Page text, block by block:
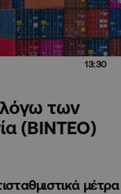
13:30
των
(ΒΙΝΤΕΟ)
μέτρα